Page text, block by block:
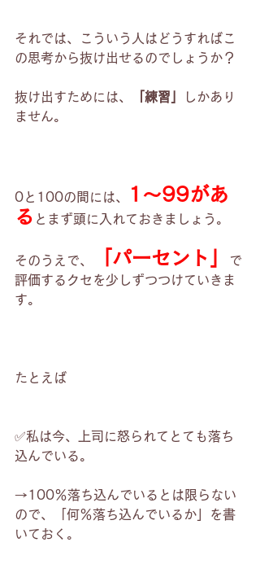
それでは、こういう人はどうすればこ
の思考から抜け出せるのでしょうか？
抜け出すためには、 「練習」
しかあり
ません。
0と100の間には、
1～99があ
る とまず頭に入れておきましょう。
そのうえで、 「パーセント」
で
評価するクセを少しずつつけていきま
す。
たとえば
✅私は今、上司に怒られてとても落ち
込んでいる。
→100％落ち込んでいるとは限らない
ので、「何％落ち込んでいるか」を書
いておく。